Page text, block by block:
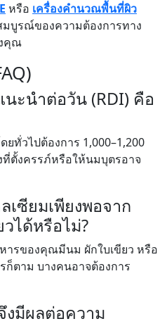
หรือ เครื่องคำนวณพื้นที่ผิว
บูรณ์ของความต้องการทาง
คุณ
ะนำต่อวัน (RDI) คือ
ทั่วไปต้องการ 1,000–1,200
ตั้งครรภ์หรือให้นมบุตรอาจ
ซียมเพียงพอจาก
วได้หรือไม่?
ารของคุณมีนม ผักใบเขียว หรือ
ก็ตาม บางคนอาจต้องการ
งมีผลต่อความ